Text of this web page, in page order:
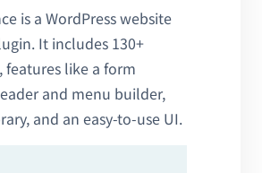
is a WordPress website
It includes 130+
features like a form
and menu builder,
and an easy-to-use UI.